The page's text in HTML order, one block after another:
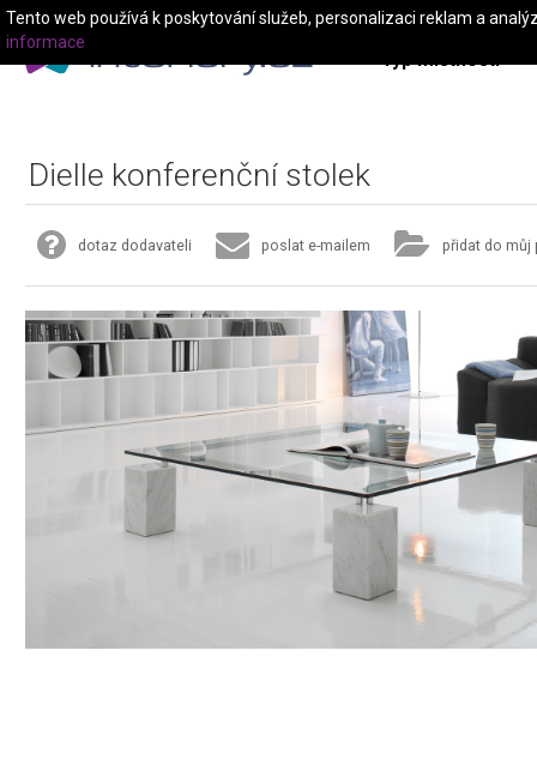
Typ místnosti
Dielle konferenční stolek
dotaz dodavateli poslat e-mailem přidat do můj
Tento web používá k poskytování služeb, personalizaci reklam a
informace